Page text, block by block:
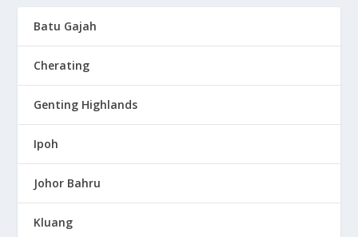
Batu Gajah
Cherating
Genting Highlands
Ipoh
Johor Bahru
Kluang